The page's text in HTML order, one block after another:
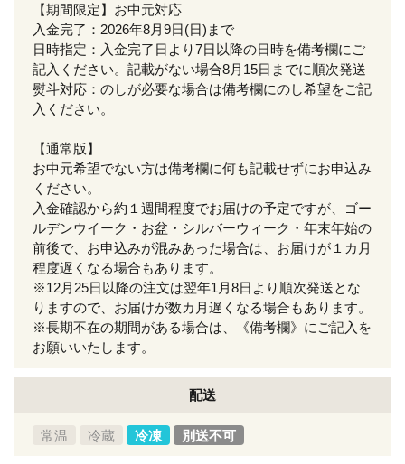
【期間限定】お中元対応
入金完了：2026年8月9日(日)まで
日時指定：入金完了日より7日以降の日時を備考欄にご
記入ください。記載がない場合8月15日までに順次発送
熨斗対応：のしが必要な場合は備考欄にのし希望をご記
入ください。
【通常版】
お中元希望でない方は備考欄に何も記載せずにお申込み
ください。
入金確認から約１週間程度でお届けの予定ですが、ゴー
ルデンウイーク・お盆・シルバーウィーク・年末年始の
前後で、お申込みが混みあった場合は、お届けが１カ月
程度遅くなる場合もあります。
※12月25日以降の注文は翌年1月8日より順次発送とな
りますので、お届けが数カ月遅くなる場合もあります。
※長期不在の期間がある場合は、《備考欄》にご記入を
お願いいたします。
配送
常温 冷蔵 冷凍 別送不可